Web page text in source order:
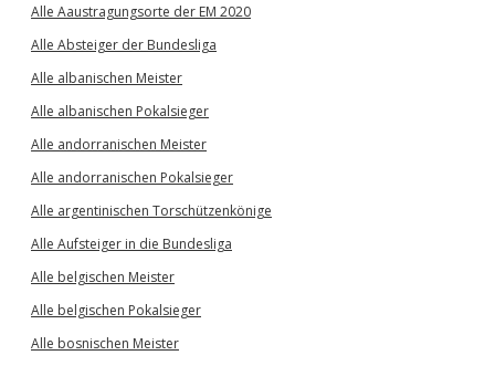
Alle Aaustragungsorte der EM 2020
Alle Absteiger der Bundesliga
Alle albanischen Meister
Alle albanischen Pokalsieger
Alle andorranischen Meister
Alle andorranischen Pokalsieger
Alle argentinischen Torschützenkönige
Alle Aufsteiger in die Bundesliga
Alle belgischen Meister
Alle belgischen Pokalsieger
Alle bosnischen Meister